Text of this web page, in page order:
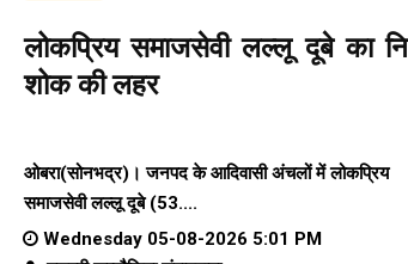
लोकप्रिय समाजसेवी लल्लू दूबे का
शोक की लहर
ओबरा(सोनभद्र)। जनपद के आदिवासी अंचलों में लोकप्रिय
समाजसेवी लल्लू दूबे (53....
Wednesday 05-08-2026 5:01 PM